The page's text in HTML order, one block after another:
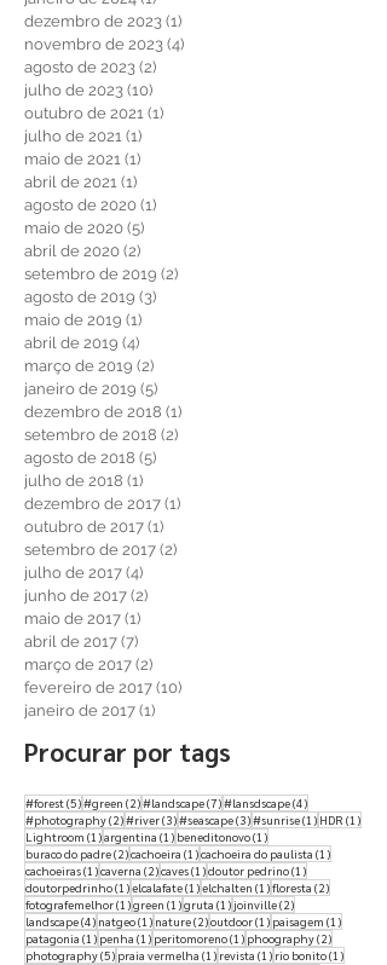
julho de 2024
(7) 7 posts
abril de 2024
3 posts
janeiro de 2024
(1)1 post
dezembro de 2023
novembro de 2023
agosto de 2023 (2) 2 posts
julho de 2023
(10)
outubro de 2021
julho de 2021
(1) 1 post
maio de 2021
(1) 1 post
abril de 2021
(1)1 post
agosto de 2020
1 post
maio de 2020
(5) 5 posts
abril de 2020
(2)2 posts
setembro de 2019
agosto de 2019 (3)
maio de 2019
(1)1 post
abril de 2019
(4) 4 posts
março de 2019
(2) 2 posts
janeiro de 2019 (5) 5 posts
dezembro de 2018
setembro de 2018
(2)2 posts
agosto de 2018
(5) 5 posts
julho de 2018
(1) 1 post
dezembro de 2017
(1)
outubro de 2017
setembro de 2017
julho de 2017 (4)
junho de 2017 (2) 2 posts
maio de 2017
(1) 1 post
abril de 2017
7 posts
março de 2017 (2)
fevereiro de 2017 (10)10 posts
janeiro de 2017
Procurar por tags
#forest(5)5 posts
#green(2)2 posts
#landscape(7)7 posts
#lansdscape(4)4 posts
#photography(2)2 posts
#river(3)3 posts
#seascape(3)3 posts
#sunrise(1)1 post
HDR
Lightroom(1)1 post
argentina(1)1 post
beneditonovo(1)1 post
buraco do padre(2)2 posts
cachoeira(1)1 post
cachoeira do paulista(1)1 post
cachoeiras(1)1 post
caverna(2)2 posts
caves(1)1 post
doutor pedrino(1)1 post
doutorpedrinho(1)1 post
elcalafate(1)1 post
elchalten(1)1 post
floresta(2)2 posts
1 post 1 post 1 post
2 posts